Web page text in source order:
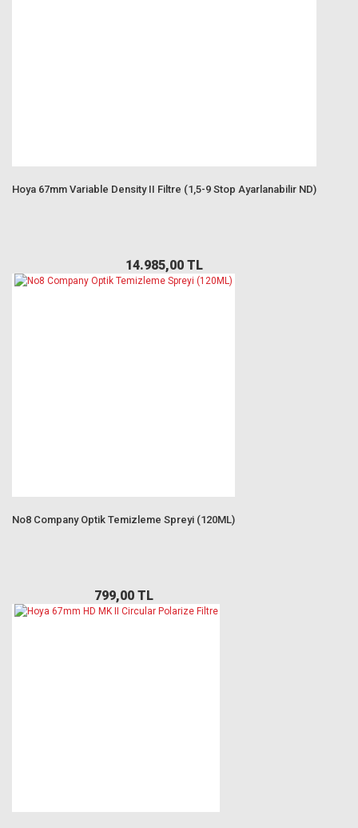
Hoya 67mm Variable Density II Filtre (1,5-9 Stop Ayarlanabilir ND)
14.985,00 TL
No8 Company Optik Temizleme Spreyi (120ML)
799,00 TL